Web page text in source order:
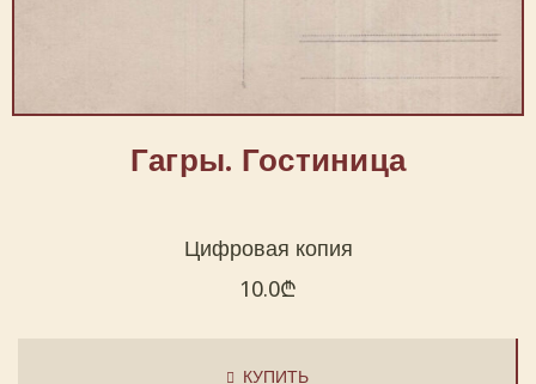
Гагры. Гостиница
Цифровая копия
10.0₾
КУПИТЬ